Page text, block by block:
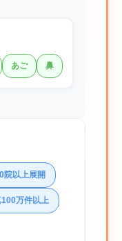
あご 鼻
院以上展開
万件以上